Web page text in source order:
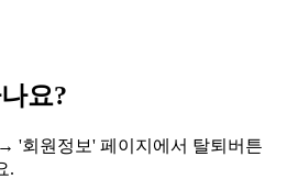
요?
'회원정보' 페이지에서 탈퇴버튼
.